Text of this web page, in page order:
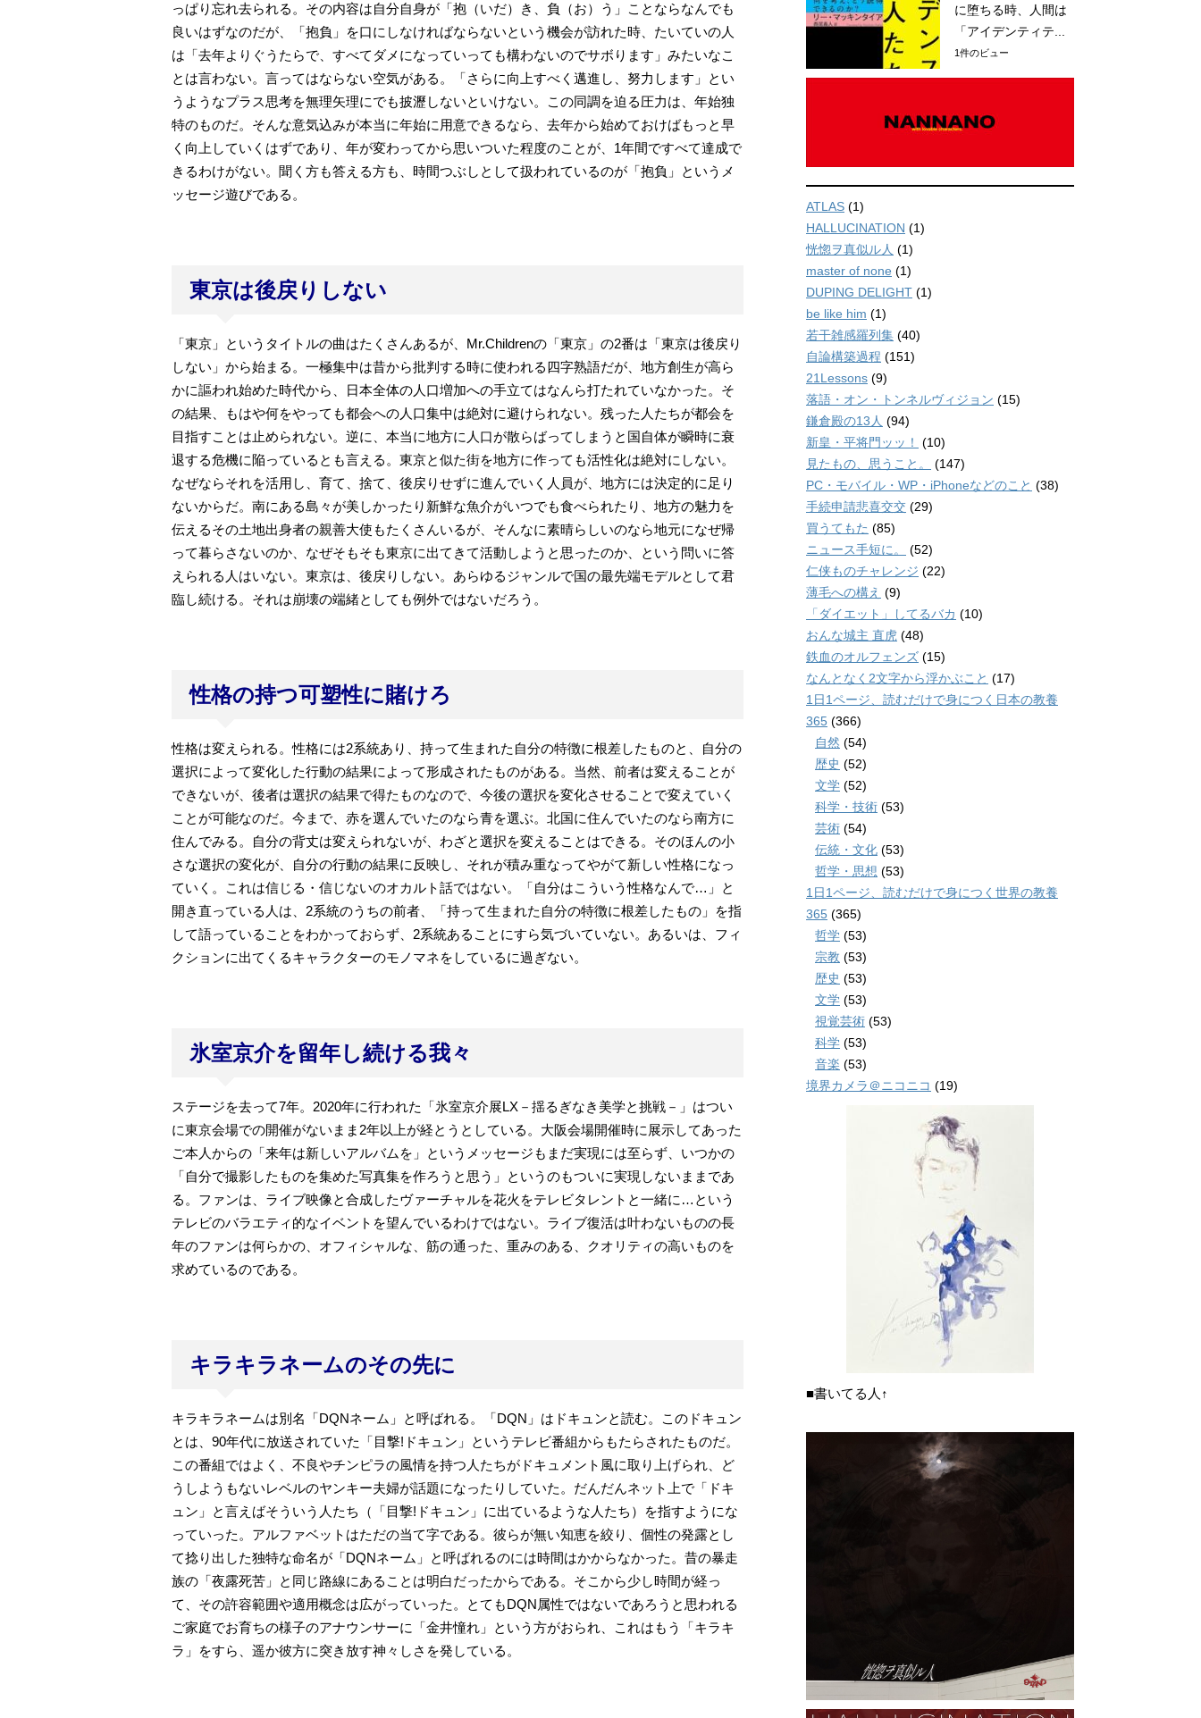
っぱり忘れ去られる。その内容は自分自身が「抱（いだ）き、負（お）う」ことならなんでも
良いはずなのだが、「抱負」を口にしなければならないという機会が訪れた時、たいていの人
は「去年よりぐうたらで、すべてダメになっていっても構わないのでサボります」みたいなこ
とは言わない。言ってはならない空気がある。「さらに向上すべく邁進し、努力します」とい
うようなプラス思考を無理矢理にでも披瀝しないといけない。この同調を迫る圧力は、年始独
特のものだ。そんな意気込みが本当に年始に用意できるなら、去年から始めておけばもっと早
く向上していくはずであり、年が変わってから思いついた程度のことが、1年間ですべて達成で
きるわけがない。聞く方も答える方も、時間つぶしとして扱われているのが「抱負」というメ
ッセージ遊びである。
東京は後戻りしない
「東京」というタイトルの曲はたくさんあるが、Mr.Childrenの「東京」の2番は「東京は後戻り
しない」から始まる。一極集中は昔から批判する時に使われる四字熟語だが、地方創生が高ら
かに謳われ始めた時代から、日本全体の人口増加への手立てはなんら打たれていなかった。そ
の結果、もはや何をやっても都会への人口集中は絶対に避けられない。残った人たちが都会を
目指すことは止められない。逆に、本当に地方に人口が散らばってしまうと国自体が瞬時に衰
退する危機に陥っているとも言える。東京と似た街を地方に作っても活性化は絶対にしない。
なぜならそれを活用し、育て、捨て、後戻りせずに進んでいく人員が、地方には決定的に足り
ないからだ。南にある島々が美しかったり新鮮な魚介がいつでも食べられたり、地方の魅力を
伝えるその土地出身者の親善大使もたくさんいるが、そんなに素晴らしいのなら地元になぜ帰
って暮らさないのか、なぜそもそも東京に出てきて活動しようと思ったのか、という問いに答
えられる人はいない。東京は、後戻りしない。あらゆるジャンルで国の最先端モデルとして君
臨し続ける。それは崩壊の端緒としても例外ではないだろう。
性格の持つ可塑性に賭けろ
性格は変えられる。性格には2系統あり、持って生まれた自分の特徴に根差したものと、自分の
選択によって変化した行動の結果によって形成されたものがある。当然、前者は変えることが
できないが、後者は選択の結果で得たものなので、今後の選択を変化させることで変えていく
ことが可能なのだ。今まで、赤を選んでいたのなら青を選ぶ。北国に住んでいたのなら南方に
住んでみる。自分の背丈は変えられないが、わざと選択を変えることはできる。そのほんの小
さな選択の変化が、自分の行動の結果に反映し、それが積み重なってやがて新しい性格になっ
ていく。これは信じる・信じないのオカルト話ではない。「自分はこういう性格なんで…」と
開き直っている人は、2系統のうちの前者、「持って生まれた自分の特徴に根差したもの」を指
して語っていることをわかっておらず、2系統あることにすら気づいていない。あるいは、フィ
クションに出てくるキャラクターのモノマネをしているに過ぎない。
氷室京介を留年し続ける我々
ステージを去って7年。2020年に行われた「氷室京介展LX－揺るぎなき美学と挑戦－」はつい
に東京会場での開催がないまま2年以上が経とうとしている。大阪会場開催時に展示してあった
ご本人からの「来年は新しいアルバムを」というメッセージもまだ実現には至らず、いつかの
「自分で撮影したものを集めた写真集を作ろうと思う」というのもついに実現しないままであ
る。ファンは、ライブ映像と合成したヴァーチャルを花火をテレビタレントと一緒に…という
テレビのバラエティ的なイベントを望んでいるわけではない。ライブ復活は叶わないものの長
年のファンは何らかの、オフィシャルな、筋の通った、重みのある、クオリティの高いものを
求めているのである。
キラキラネームのその先に
キラキラネームは別名「DQNネーム」と呼ばれる。「DQN」はドキュンと読む。このドキュン
とは、90年代に放送されていた「目撃!ドキュン」というテレビ番組からもたらされたものだ。
この番組ではよく、不良やチンピラの風情を持つ人たちがドキュメント風に取り上げられ、ど
うしようもないレベルのヤンキー夫婦が話題になったりしていた。だんだんネット上で「ドキ
ュン」と言えばそういう人たち（「目撃!ドキュン」に出ているような人たち）を指すようにな
っていった。アルファベットはただの当て字である。彼らが無い知恵を絞り、個性の発露とし
て捻り出した独特な命名が「DQNネーム」と呼ばれるのには時間はかからなかった。昔の暴走
族の「夜露死苦」と同じ路線にあることは明白だったからである。そこから少し時間が経っ
て、その許容範囲や適用概念は広がっていった。とてもDQN属性ではないであろうと思われる
ご家庭でお育ちの様子のアナウンサーに「金井憧れ」という方がおられ、これはもう「キラキ
ラ」をすら、遥か彼方に突き放す神々しさを発している。
に堕ちる時、人間は
「アイデンティテ...
1件のビュー
ATLAS (1)
HALLUCINATION (1)
恍惚ヲ真似ル人 (1)
master of none (1)
DUPING DELIGHT (1)
be like him (1)
若干雑感羅列集 (40)
自論構築過程 (151)
21Lessons (9)
落語・オン・トンネルヴィジョン (15)
鎌倉殿の13人 (94)
新皇・平将門ッッ！
(10)
見たもの、思うこと。
(147)
PC・モバイル・WP・iPhoneなどのこと (38)
手続申請悲喜交交 (29)
買うてもた (85)
ニュース手短に。
(52)
仁侠ものチャレンジ (22)
薄毛への構え (9)
「ダイエット」してるバカ (10)
おんな城主 直虎 (48)
鉄血のオルフェンズ (15)
なんとなく2文字から浮かぶこと (17)
1日1ページ、読むだけで身につく日本の教養
365 (366)
自然 (54)
歴史 (52)
文学 (52)
科学・技術 (53)
芸術 (54)
伝統・文化 (53)
哲学・思想 (53)
1日1ページ、読むだけで身につく世界の教養
365 (365)
哲学 (53)
宗教 (53)
歴史 (53)
文学 (53)
視覚芸術 (53)
科学 (53)
音楽 (53)
境界カメラ＠ニコニコ (19)
■書いてる人↑